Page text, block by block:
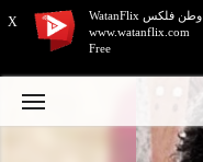
X
وطن فلكس WatanFlix
www.watanflix.com
Free